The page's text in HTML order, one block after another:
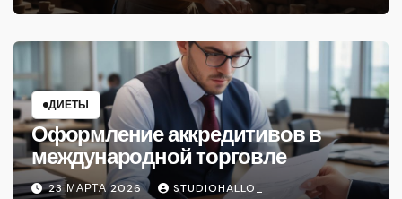
ДИЕТЫ
Оформление аккредитивов в
международной торговле
23 МАРТА 2026 STUDIOHALLO_